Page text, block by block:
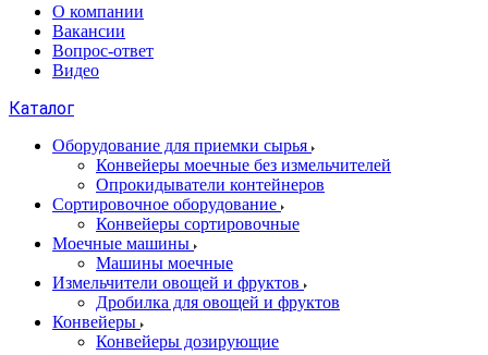
О компании
Вакансии
Вопрос-ответ
Видео
Каталог
Оборудование для приемки сырья
Конвейеры моечные без измельчителей
Опрокидыватели контейнеров
Сортировочное оборудование
Конвейеры сортировочные
Моечные машины
Машины моечные
Измельчители овощей и фруктов
Дробилка для овощей и фруктов
Конвейеры
Конвейеры дозирующие